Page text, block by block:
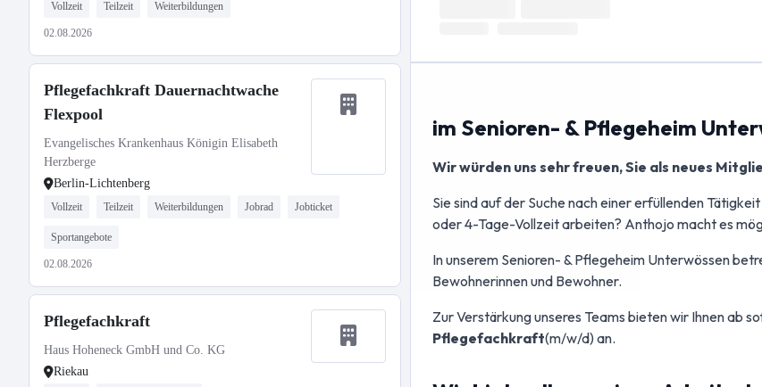
Vollzeit Teilzeit Weiterbildungen
02.08.2026
Pflegefachkraft Dauernachtwache
Flexpool
Evangelisches Krankenhaus Königin Elisabeth
Herzberge
Berlin-Lichtenberg
Vollzeit Teilzeit Weiterbildungen Jobrad Jobticket
Sportangebote
02.08.2026
Pflegefachkraft
Haus Hoheneck GmbH und Co. KG
Riekau